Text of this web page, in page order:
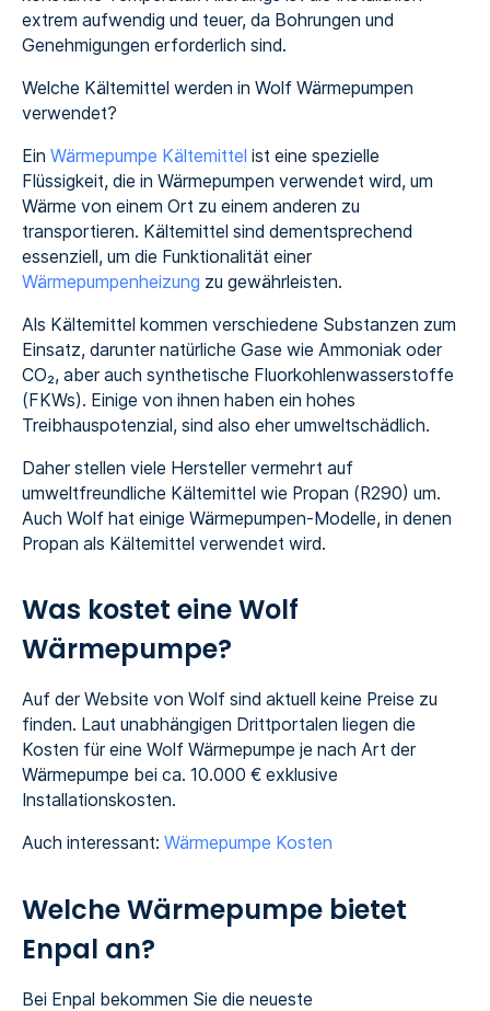
extrem aufwendig und teuer, da Bohrungen und
Genehmigungen erforderlich sind.
Welche Kältemittel werden in Wolf Wärmepumpen
verwendet?
Ein Wärmepumpe Kältemittel ist eine spezielle
Flüssigkeit, die in Wärmepumpen verwendet wird, um
Wärme von einem Ort zu einem anderen zu
transportieren. Kältemittel sind dementsprechend
essenziell, um die Funktionalität einer
Wärmepumpenheizung zu gewährleisten.
Als Kältemittel kommen verschiedene Substanzen zum
Einsatz, darunter natürliche Gase wie Ammoniak oder
CO₂, aber auch synthetische Fluorkohlenwasserstoffe
(FKWs). Einige von ihnen haben ein hohes
Treibhauspotenzial, sind also eher umweltschädlich.
Daher stellen viele Hersteller vermehrt auf
umweltfreundliche Kältemittel wie Propan (R290) um.
Auch Wolf hat einige Wärmepumpen-Modelle, in denen
Propan als Kältemittel verwendet wird.
Was kostet eine Wolf
Wärmepumpe?
Auf der Website von Wolf sind aktuell keine Preise zu
finden. Laut unabhängigen Drittportalen liegen die
Kosten für eine Wolf Wärmepumpe je nach Art der
Wärmepumpe bei ca. 10.000 € exklusive
Installationskosten.
Auch interessant: Wärmepumpe Kosten
Welche Wärmepumpe bietet
Enpal an?
Bei Enpal bekommen Sie die neueste